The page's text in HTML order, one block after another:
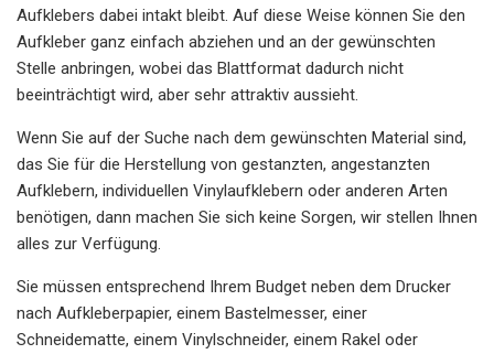
Aufklebers dabei intakt bleibt. Auf diese Weise können Sie den
Aufkleber ganz einfach abziehen und an der gewünschten
Stelle anbringen, wobei das Blattformat dadurch nicht
beeinträchtigt wird, aber sehr attraktiv aussieht.
Wenn Sie auf der Suche nach dem gewünschten Material sind,
das Sie für die Herstellung von gestanzten, angestanzten
Aufklebern, individuellen Vinylaufklebern oder anderen Arten
benötigen, dann machen Sie sich keine Sorgen, wir stellen Ihnen
alles zur Verfügung.
Sie müssen entsprechend Ihrem Budget neben dem Drucker
nach Aufkleberpapier, einem Bastelmesser, einer
Schneidematte, einem Vinylschneider, einem Rakel oder